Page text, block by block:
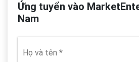
Ứng tuyển vào
Nam